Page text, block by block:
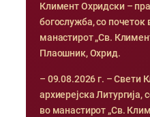
Климент Охридски –
богослужба, со почеток
манастирот „Св.
Плаошник, Охрид.
– 09.08.2026 г. – Свети
архиерејска Литургија,
во манастирот „Св.